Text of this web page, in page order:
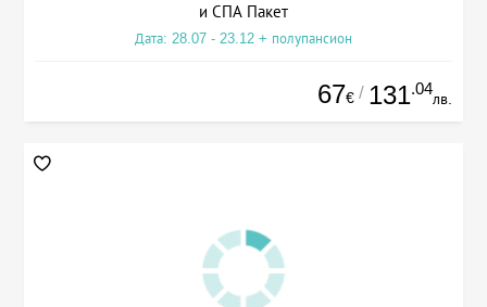
и СПА Пакет
Дата: 28.07 - 23.12 + полупансион
67€ / 131.04
лв.